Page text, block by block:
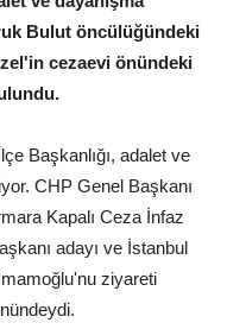
Bulut öncülüğündeki
cezaevi önündeki
Başkanlığı, adalet ve
CHP Genel Başkanı
Kapalı Ceza İnfaz
adayı ve İstanbul
ziyareti